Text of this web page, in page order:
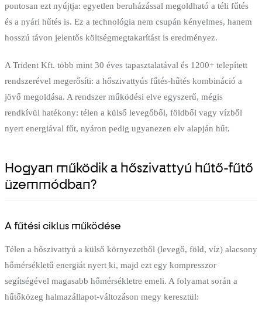
pontosan ezt nyújtja: egyetlen beruházással megoldható a téli fűtés
és a nyári hűtés is. Ez a technológia nem csupán kényelmes, hanem
hosszú távon jelentős költségmegtakarítást is eredményez.
A Trident Kft. több mint 30 éves tapasztalatával és 1200+ telepített
rendszerével megerősíti: a hőszivattyús fűtés-hűtés kombináció a
jövő megoldása. A rendszer működési elve egyszerű, mégis
rendkívül hatékony: télen a külső levegőből, földből vagy vízből
nyert energiával fűt, nyáron pedig ugyanezen elv alapján hűt.
Hogyan működik a hőszivattyú hűtő-fűtő
üzemmódban?
A fűtési ciklus működése
Télen a hőszivattyú a külső környezetből (levegő, föld, víz) alacsony
hőmérsékletű energiát nyert ki, majd ezt egy kompresszor
segítségével magasabb hőmérsékletre emeli. A folyamat során a
hűtőközeg halmazállapot-változáson megy keresztül: